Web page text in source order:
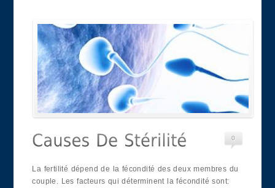
0
La fertilité dépend de la fécondité des deux membres du
couple. Les facteurs qui déterminent la fécondité sont: